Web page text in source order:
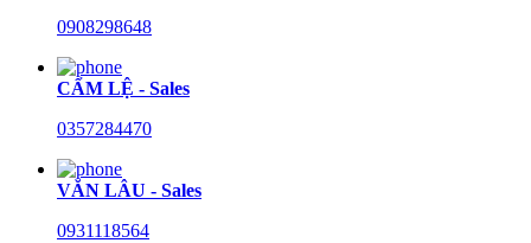
0908298648
CẨM LỆ - Sales
0357284470
VĂN LÂU - Sales
0931118564